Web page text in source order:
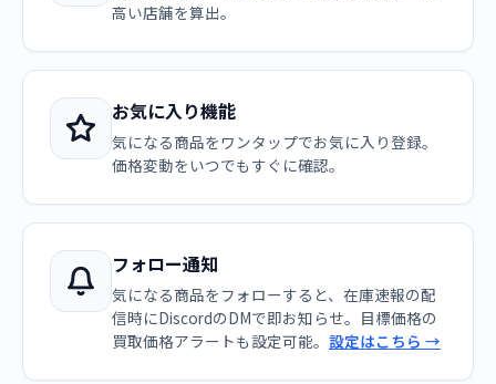
高い店舗を算出。
お気に入り機能
気になる商品をワンタップでお気に入り登録。
価格変動をいつでもすぐに確認。
フォロー通知
気になる商品をフォローすると、在庫速報の配
信時にDiscordのDMで即お知らせ。目標価格の
買取価格アラートも設定可能。 設定はこちら →